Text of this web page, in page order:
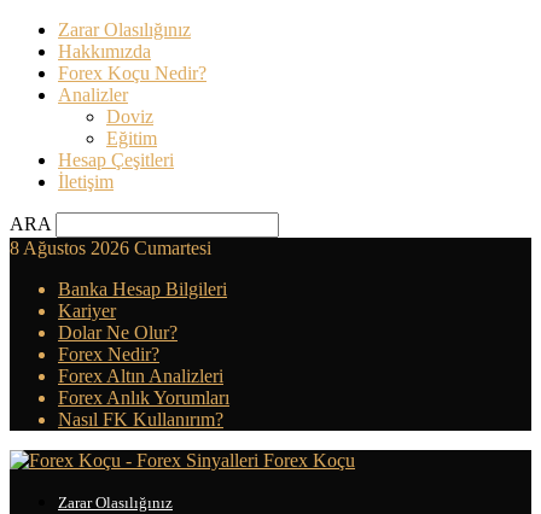
Zarar Olasılığınız
Hakkımızda
Forex Koçu Nedir?
Analizler
Doviz
Eğitim
Hesap Çeşitleri
İletişim
ARA
8 Ağustos 2026 Cumartesi
Banka Hesap Bilgileri
Kariyer
Dolar Ne Olur?
Forex Nedir?
Forex Altın Analizleri
Forex Anlık Yorumları
Nasıl FK Kullanırım?
Forex Koçu
Zarar Olasılığınız